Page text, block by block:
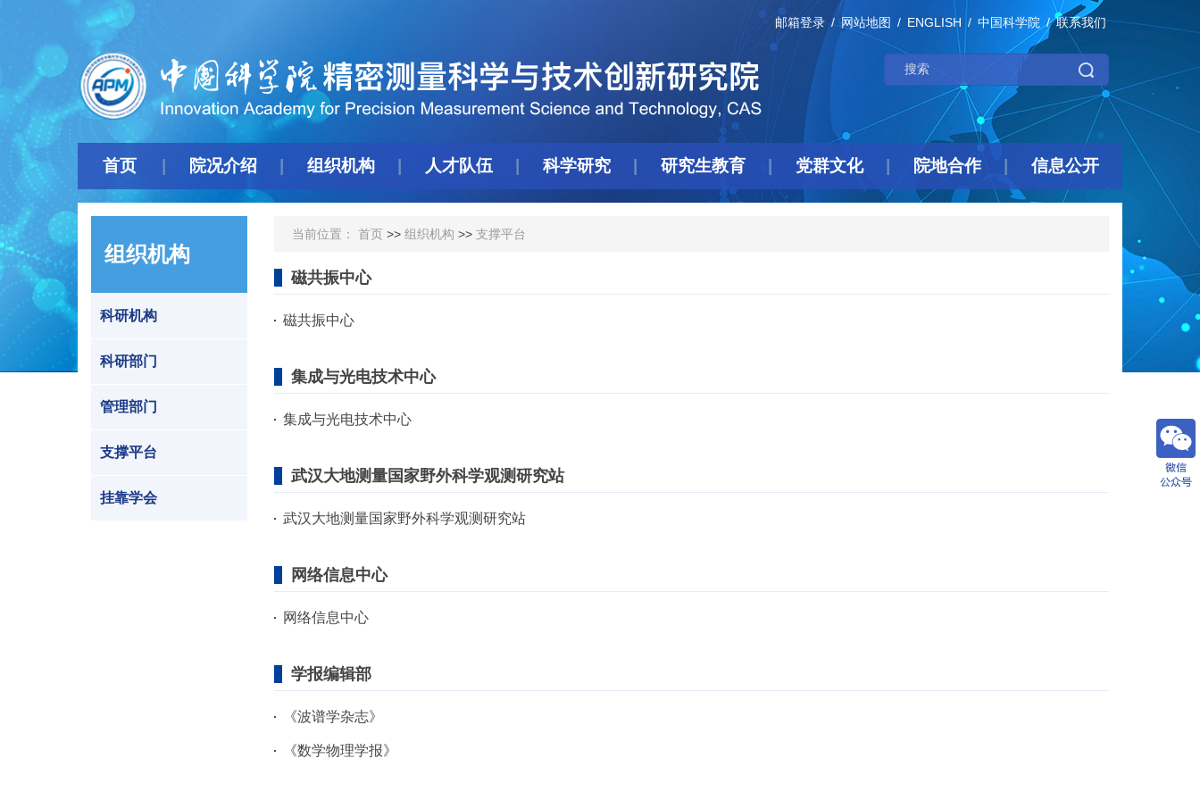
邮箱登录 网站地图 ENGLISH 中国科学院 联系我们
首页 院况介绍 组织机构 人才队伍 科学研究 研究生教育 党群文化 院地合作 信息公开
组织机构
科研机构
科研部门
管理部门
支撑平台
挂靠学会
当前位置： 首页 >> 组织机构 >> 支撑平台
磁共振中心
磁共振中心
集成与光电技术中心
集成与光电技术中心
武汉大地测量国家野外科学观测研究站
武汉大地测量国家野外科学观测研究站
网络信息中心
网络信息中心
学报编辑部
《波谱学杂志》
《数学物理学报》